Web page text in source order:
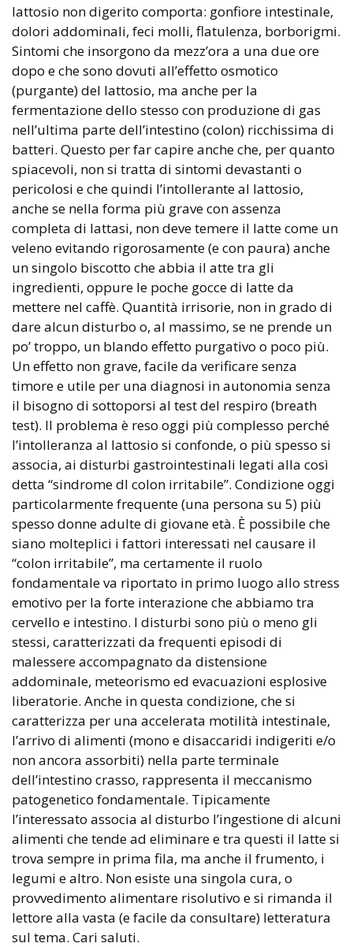
lattosio non digerito comporta: gonfiore intestinale,
dolori addominali, feci molli, flatulenza, borborigmi.
Sintomi che insorgono da mezz’ora a una due ore
dopo e che sono dovuti all’effetto osmotico
(purgante) del lattosio, ma anche per la
fermentazione dello stesso con produzione di gas
nell’ultima parte dell’intestino (colon) ricchissima di
batteri. Questo per far capire anche che, per quanto
spiacevoli, non si tratta di sintomi devastanti o
pericolosi e che quindi l’intollerante al lattosio,
anche se nella forma più grave con assenza
completa di lattasi, non deve temere il latte come un
veleno evitando rigorosamente (e con paura) anche
un singolo biscotto che abbia il atte tra gli
ingredienti, oppure le poche gocce di latte da
mettere nel caffè. Quantità irrisorie, non in grado di
dare alcun disturbo o, al massimo, se ne prende un
po’ troppo, un blando effetto purgativo o poco più.
Un effetto non grave, facile da verificare senza
timore e utile per una diagnosi in autonomia senza
il bisogno di sottoporsi al test del respiro (breath
test). Il problema è reso oggi più complesso perché
l’intolleranza al lattosio si confonde, o più spesso si
associa, ai disturbi gastrointestinali legati alla così
detta “sindrome dl colon irritabile”. Condizione oggi
particolarmente frequente (una persona su 5) più
spesso donne adulte di giovane età. È possibile che
siano molteplici i fattori interessati nel causare il
“colon irritabile”, ma certamente il ruolo
fondamentale va riportato in primo luogo allo stress
emotivo per la forte interazione che abbiamo tra
cervello e intestino. I disturbi sono più o meno gli
stessi, caratterizzati da frequenti episodi di
malessere accompagnato da distensione
addominale, meteorismo ed evacuazioni esplosive
liberatorie. Anche in questa condizione, che si
caratterizza per una accelerata motilità intestinale,
l’arrivo di alimenti (mono e disaccaridi indigeriti e/o
non ancora assorbiti) nella parte terminale
dell’intestino crasso, rappresenta il meccanismo
patogenetico fondamentale. Tipicamente
l’interessato associa al disturbo l’ingestione di alcuni
alimenti che tende ad eliminare e tra questi il latte si
trova sempre in prima fila, ma anche il frumento, i
legumi e altro. Non esiste una singola cura, o
provvedimento alimentare risolutivo e si rimanda il
lettore alla vasta (e facile da consultare) letteratura
sul tema. Cari saluti.